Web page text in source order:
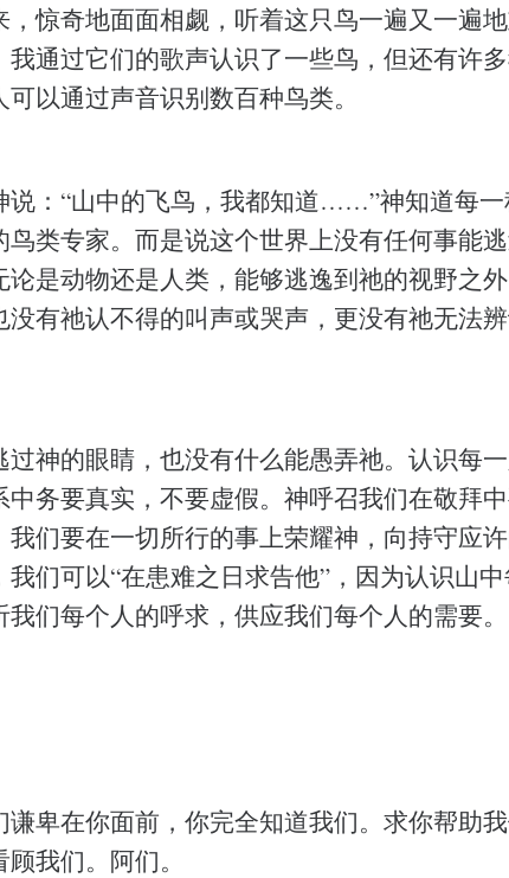
惊奇地面面相觑，听着这只鸟一遍又一遍
通过它们的歌声认识了一些鸟，但还有许
以通过声音识别数百种鸟类。
说：“山中的飞鸟，我都知道……”神知道每
类专家。而是说这个世界上没有任何事能逃
论是动物还是人类，能够逃逸到祂的视野之
没有祂认不得的叫声或哭声，更没有祂无法
神的眼睛，也没有什么能愚弄祂。认识每
中务要真实，不要虚假。神呼召我们在敬拜
们要在一切所行的事上荣耀神，向持守应
们可以“在患难之日求告他”，因为认识山
们每个人的呼求，供应我们每个人的需要。
谦卑在你面前，你完全知道我们。求你帮助
我们。阿们。